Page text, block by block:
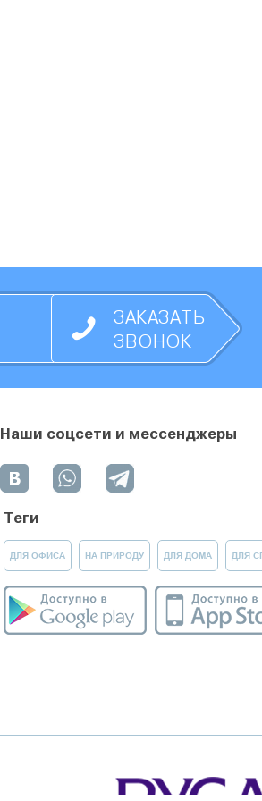
ЗАКАЗАТЬ
ЗВОНОК
Наши соцсети и мессенджеры
Теги
ДЛЯ ОФИСА НА ПРИРОДУ ДЛЯ ДОМА ДЛЯ